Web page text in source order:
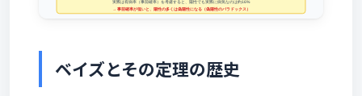
ベイズとその定理の歴史